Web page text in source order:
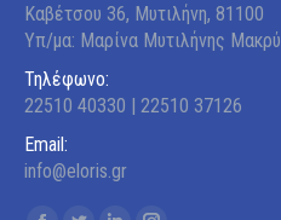
Καβέτσου 36, Μυτιλήνη, 81100
Υπ/μα: Μαρίνα Μυτιλήνης
Τηλέφωνο:
22510 40330 | 22510 37126
Email:
info@eloris.gr